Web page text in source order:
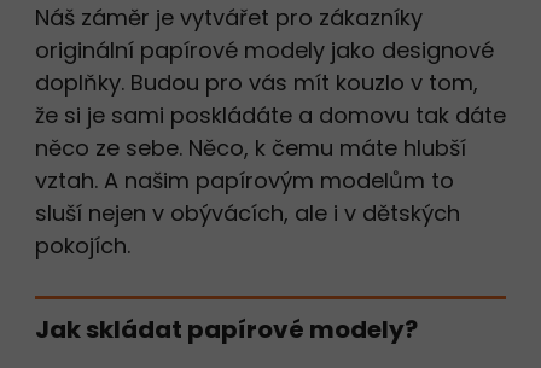
Náš záměr je vytvářet pro zákazníky
originální papírové modely jako designové
doplňky. Budou pro vás mít kouzlo v tom,
že si je sami poskládáte a domovu tak dáte
něco ze sebe. Něco, k čemu máte hlubší
vztah. A našim papírovým modelům to
sluší nejen v obývácích, ale i v dětských
pokojích.
Jak skládat papírové modely?